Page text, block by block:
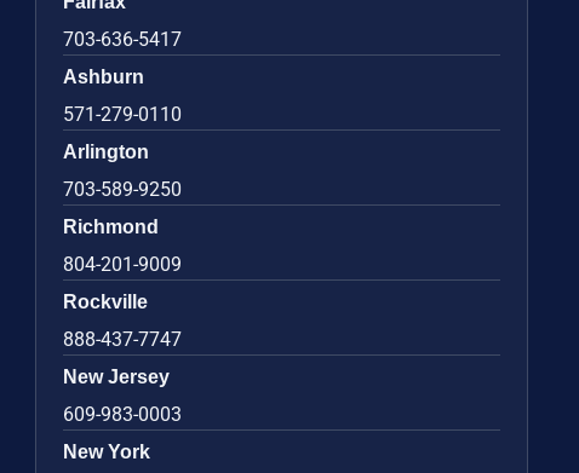
703-636-5417
Ashburn
571-279-0110
Arlington
703-589-9250
Richmond
804-201-9009
Rockville
888-437-7747
New Jersey
609-983-0003
New York